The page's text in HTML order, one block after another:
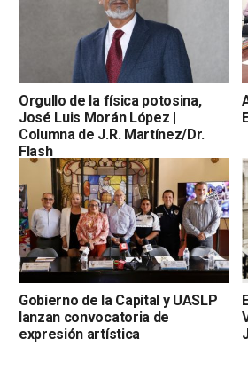
Orgullo de la física potosina,
José Luis Morán López |
Columna de J.R. Martínez/Dr.
Flash
Gobierno de la Capital y UASLP
lanzan convocatoria de
expresión artística